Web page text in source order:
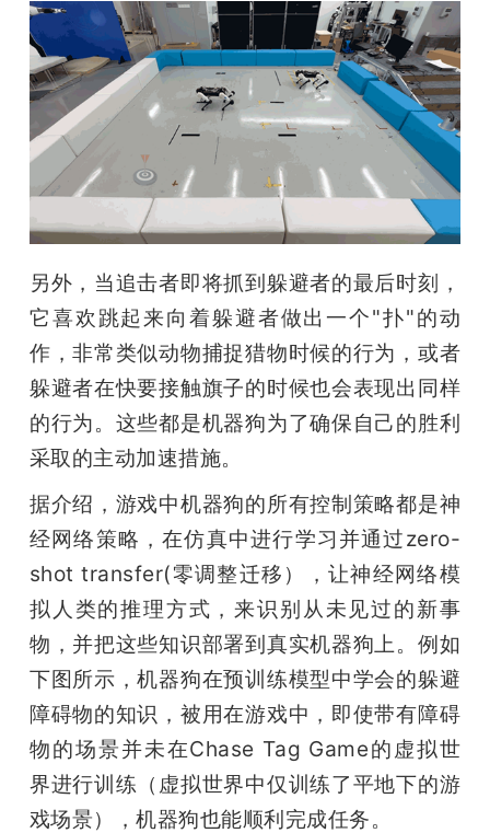
另外，当追击者即将抓到躲避者的最后时刻，
它喜欢跳起来向着躲避者做出一个"扑"的动
作，非常类似动物捕捉猎物时候的行为，或者
躲避者在快要接触旗子的时候也会表现出同样
的行为。这些都是机器狗为了确保自己的胜利
采取的主动加速措施。
据介绍，游戏中机器狗的所有控制策略都是神
经网络策略，在仿真中进行学习并通过zero-
shot transfer(零调整迁移），让神经网络模
拟人类的推理方式，来识别从未见过的新事
物，并把这些知识部署到真实机器狗上。例如
下图所示，机器狗在预训练模型中学会的躲避
障碍物的知识，被用在游戏中，即使带有障碍
物的场景并未在Chase Tag Game的虚拟世
界进行训练（虚拟世界中仅训练了平地下的游
戏场景），机器狗也能顺利完成任务。